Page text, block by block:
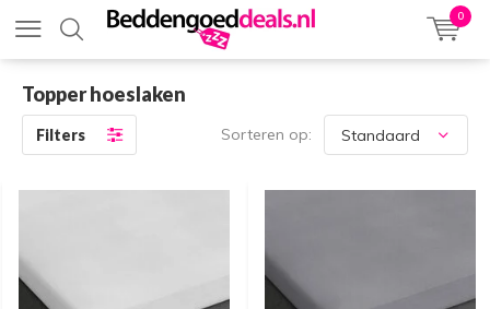
0
Topper hoeslaken
Filters Sorteren op: